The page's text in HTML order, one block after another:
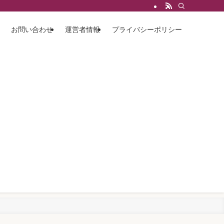
お問い合わせ 運営者情報 プライバシーポリシー